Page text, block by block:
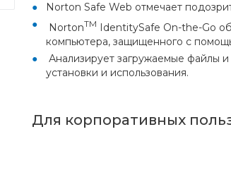
Norton Safe Web отмечает
NortonTM IdentitySafe On-the-Go
компьютера, защищенного с
Анализирует загружаемые файлы
установки и использования.
Для корпоративных